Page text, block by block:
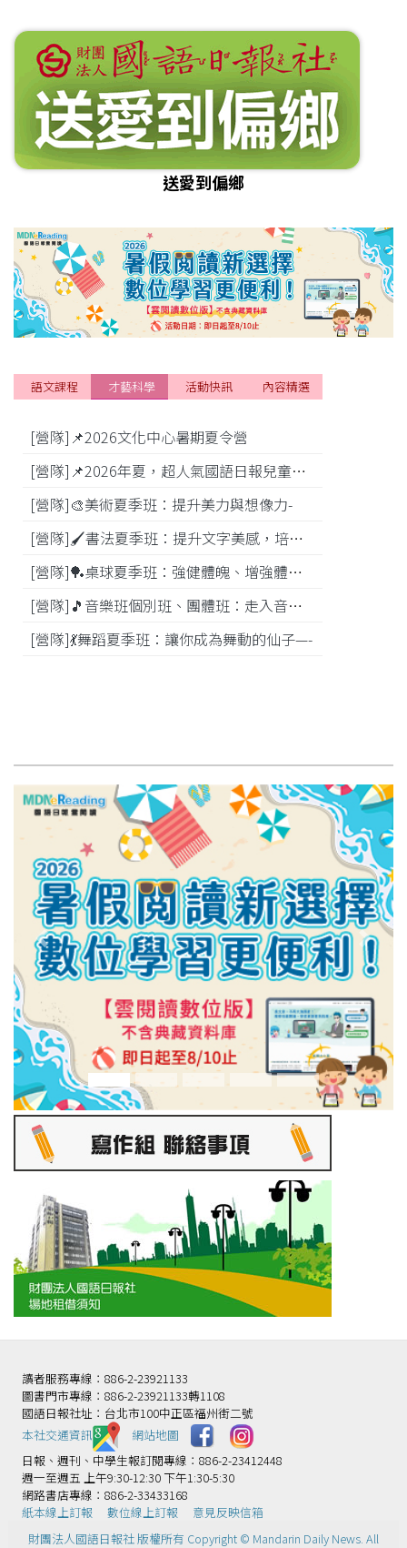
送愛到偏鄉
[營隊]📌2026文化中心暑期夏令營
[營隊]📌2026年夏，超人氣國語日報兒童商學院搶先報！
[營隊]🎨美術夏季班：提升美力與想像力-
[營隊]🖌️書法夏季班：提升文字美感，培養專注力—
[營隊]️🏓桌球夏季班：強健體魄、增強體能---
[營隊]🎵️音樂班個別班、團體班：走入音樂世界-
[營隊]💃舞蹈夏季班：讓你成為舞動的仙子—-
語文課程 才藝科學 活動快訊 內容精選
讀者服務專線：886-2-23921133
圖書門市專線：886-2-23921133轉1108
國語日報社址：台北市100中正區福州街二號
本社交通資訊️
網站地圖
日報、週刊、中學生報訂閱專線：886-2-23412448
週一至週五 上午9:30-12:30 下午1:30-5:30
網路書店專線：886-2-33433168
紙本線上訂報
數位線上訂報
意見反映信箱
財團法人國語日報社 版權所有 Copyright © Mandarin Daily News. All